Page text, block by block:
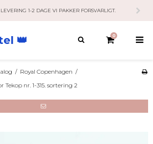
1-2 DAGE VI PAKKER FORSVARLIGT.
👑 0
/ Royal Copenhagen /
Tekop nr. 1-315. sortering 2